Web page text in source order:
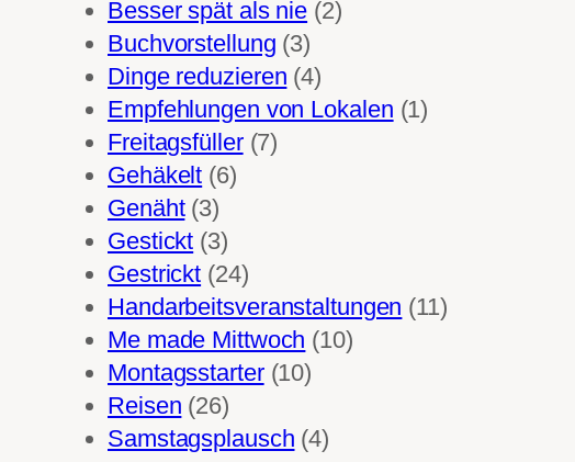
Besser spät als nie (2)
Buchvorstellung (3)
Dinge reduzieren (4)
Empfehlungen von Lokalen (1)
Freitagsfüller(7)
Gehäkelt (6)
Genäht(3)
Gestickt (3)
Gestrickt (24)
Handarbeitsveranstaltungen (11)
Me made Mittwoch (10)
Montagsstarter(10)
Reisen (26)
Samstagsplausch (4)